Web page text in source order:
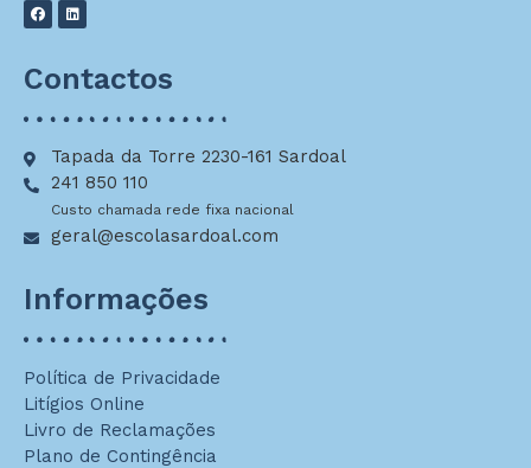
Contactos
Tapada da Torre 2230-161 Sardoal
241 850 110
Custo chamada rede fixa nacional
geral@escolasardoal.com
Informações
Política de Privacidade
Litígios Online
Livro de Reclamações
Plano de Contingência